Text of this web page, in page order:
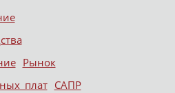
Рынок
плат САПР